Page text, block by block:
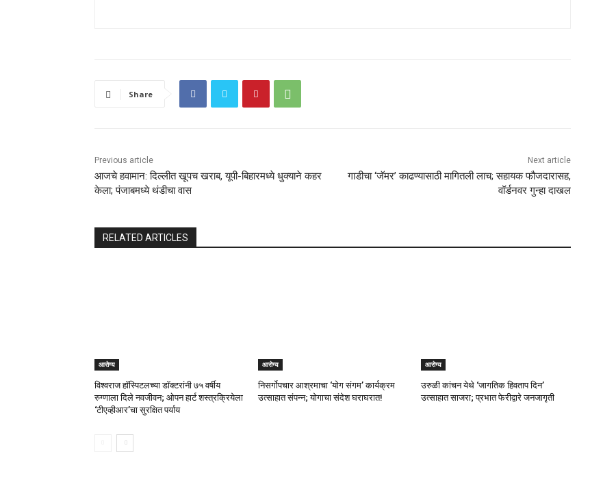
Share
Previous article
आजचे हवामान: दिल्लीत खूपच खराब, यूपी-बिहारमध्ये धुक्याने कहर
केला; पंजाबमध्ये थंडीचा वास
Next article
गाडीचा ‘जॅमर’ काढण्यासाठी मागितली लाच; सहायक फौजदारासह,
वॉर्डनवर गुन्हा दाखल
RELATED ARTICLES
आरोग्य
विश्वराज हॉस्पिटलच्या डॉक्टरांनी ७५ वर्षीय
रुग्णाला दिले नवजीवन; ओपन हार्ट शस्त्रक्रियेला
‘टीएव्हीआर’चा सुरक्षित पर्याय
आरोग्य
निसर्गोपचार आश्रमाचा ‘योग संगम’ कार्यक्रम
उत्साहात संपन्न; योगाचा संदेश घराघरात!
आरोग्य
उरुळी कांचन येथे ‘जागतिक हिवताप दिन’
उत्साहात साजरा; प्रभात फेरीद्वारे जनजागृती